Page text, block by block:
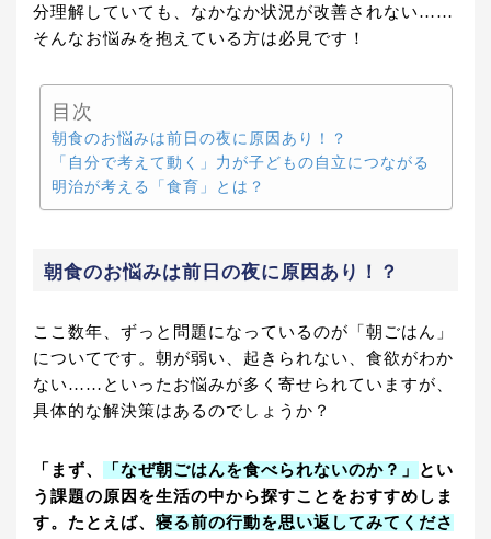
分理解していても、なかなか状況が改善されない……
そんなお悩みを抱えている方は必見です！
目次
朝食のお悩みは前日の夜に原因あり！？
「自分で考えて動く」力が子どもの自立につながる
明治が考える「食育」とは？
朝食のお悩みは前日の夜に原因あり！？
ここ数年、ずっと問題になっているのが「朝ごはん」
についてです。朝が弱い、起きられない、食欲がわか
ない……といったお悩みが多く寄せられていますが、
具体的な解決策はあるのでしょうか？
「まず、 「なぜ朝ごはんを食べられないのか？」
とい
う課題の原因を生活の中から探すことをおすすめしま
す。たとえば、 寝る前の行動を思い返してみてくださ